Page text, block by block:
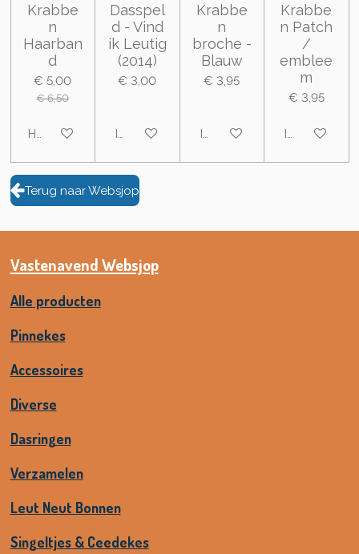
Krabbe
n
Haarban
d
€ 5,00
€ 6,50
Houd mij op de hoogte
Dasspel
d - Vind
ik Leutig
(2014)
€ 3,00
In winkelwagen
Krabbe
n
broche -
Blauw
€ 3,95
In winkelwagen
Krabbe
n Patch
/
emblee
m
€ 3,95
In
Terug naar Websjop
Vastenavend Websjop
Alle producten
Pinnekes
Accessoires
Diverse
Dasringen
Verzamelen
Leut Neut Bonnen
Singeltjes & Ceedekes